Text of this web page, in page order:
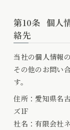
第10条 個人
絡先
当社の個人情報
その他のお問い
す。
住所：愛知県名
ズ1F
社名：有限会社